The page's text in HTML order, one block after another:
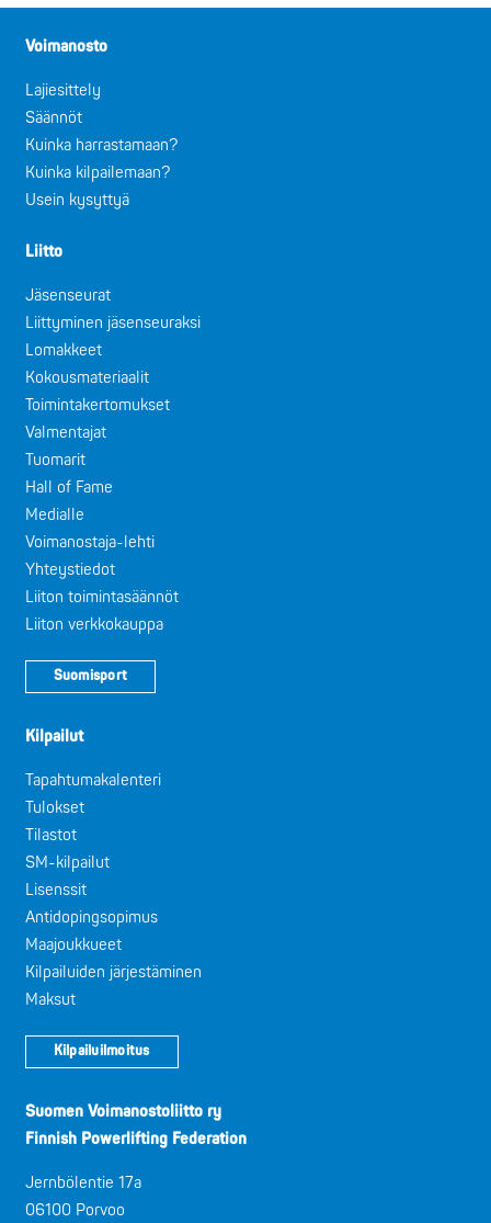
Voimanosto
Lajiesittely
Säännöt
Kuinka harrastamaan?
Kuinka kilpailemaan?
Usein kysyttyä
Liitto
Jäsenseurat
Liittyminen jäsenseuraksi
Lomakkeet
Kokousmateriaalit
Toimintakertomukset
Valmentajat
Tuomarit
Hall of Fame
Medialle
Voimanostaja-lehti
Yhteystiedot
Liiton toimintasäännöt
Liiton verkkokauppa
Suomisport
Kilpailut
Tapahtumakalenteri
Tulokset
Tilastot
SM-kilpailut
Lisenssit
Antidopingsopimus
Maajoukkueet
Kilpailuiden järjestäminen
Maksut
Kilpailuilmoitus
Suomen Voimanostoliitto ry
Finnish Powerlifting Federation
Jernbölentie 17a
06100 Porvoo